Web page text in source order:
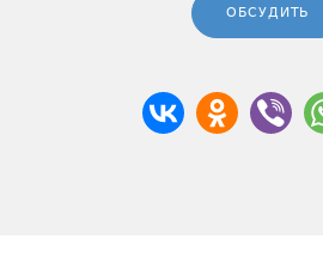
ОБСУДИТЬ